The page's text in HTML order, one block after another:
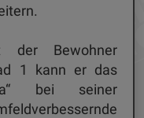
der Bewohner
1 kann er das
bei seiner